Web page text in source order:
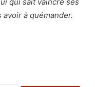
avoir à quémander.